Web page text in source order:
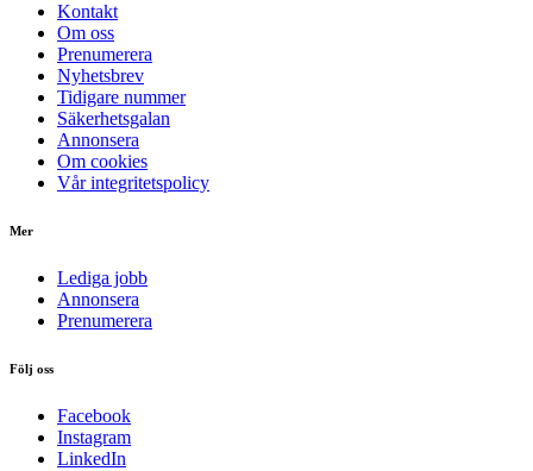
Kontakt
Om oss
Prenumerera
Nyhetsbrev
Tidigare nummer
Säkerhetsgalan
Annonsera
Om cookies
Vår integritetspolicy
Mer
Lediga jobb
Annonsera
Prenumerera
Följ oss
Facebook
Instagram
LinkedIn